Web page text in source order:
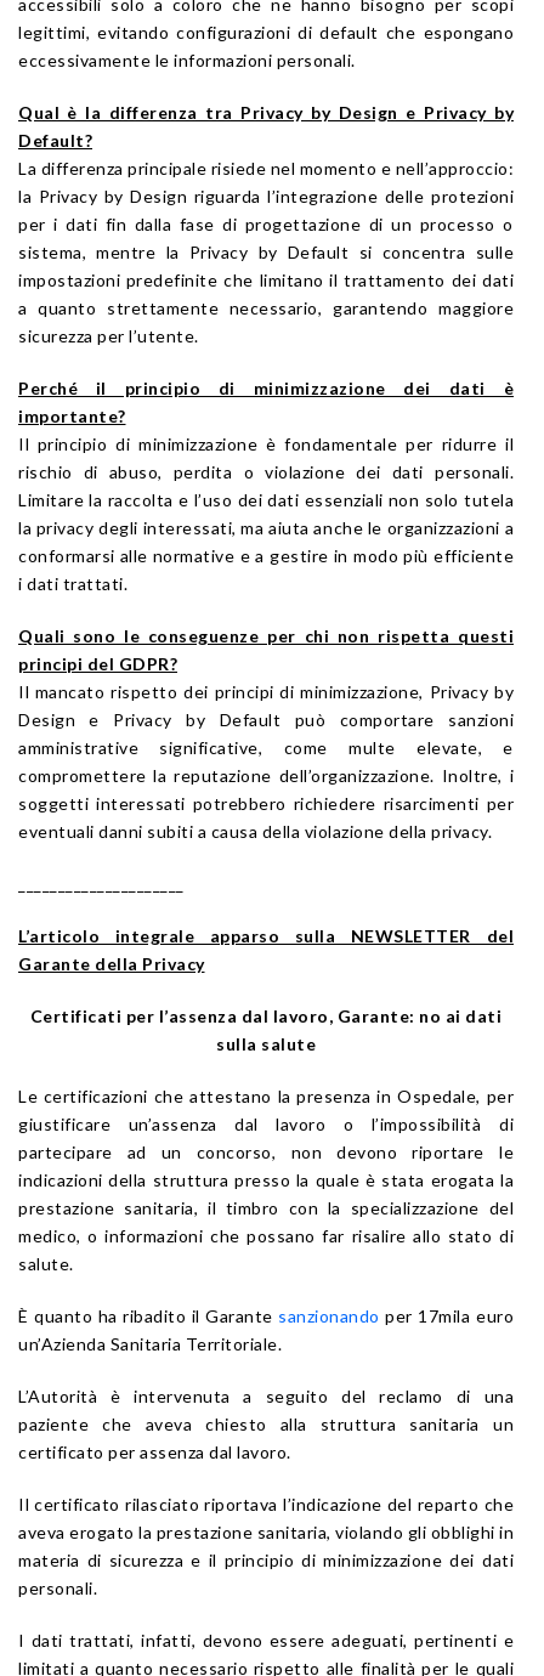
accessibili solo a coloro che ne hanno bisogno per scopi
legittimi, evitando configurazioni di default che espongano
eccessivamente le informazioni personali.
Qual è la differenza tra Privacy by Design e Privacy by
Default?
La differenza principale risiede nel momento e nell’approccio:
la Privacy by Design riguarda l’integrazione delle protezioni
per i dati fin dalla fase di progettazione di un processo o
sistema, mentre la Privacy by Default si concentra sulle
impostazioni predefinite che limitano il trattamento dei dati
a quanto strettamente necessario, garantendo maggiore
sicurezza per l’utente.
Perché il principio di minimizzazione dei dati è
importante?
Il principio di minimizzazione è fondamentale per ridurre il
rischio di abuso, perdita o violazione dei dati personali.
Limitare la raccolta e l’uso dei dati essenziali non solo tutela
la privacy degli interessati, ma aiuta anche le organizzazioni a
conformarsi alle normative e a gestire in modo più efficiente
i dati trattati.
Quali sono le conseguenze per chi non rispetta questi
principi del GDPR?
Il mancato rispetto dei principi di minimizzazione, Privacy by
Design e Privacy by Default può comportare sanzioni
amministrative significative, come multe elevate, e
compromettere la reputazione dell’organizzazione. Inoltre, i
soggetti interessati potrebbero richiedere risarcimenti per
eventuali danni subiti a causa della violazione della privacy.
L’articolo integrale apparso sulla NEWSLETTER del
Garante della Privacy
Certificati per l’assenza dal lavoro, Garante: no ai dati
sulla salute
Le certificazioni che attestano la presenza in Ospedale, per
giustificare un’assenza dal lavoro o l’impossibilità di
partecipare ad un concorso, non devono riportare le
indicazioni della struttura presso la quale è stata erogata la
prestazione sanitaria, il timbro con la specializzazione del
medico, o informazioni che possano far risalire allo stato di
salute.
È quanto ha ribadito il Garante sanzionando per 17mila euro
un’Azienda Sanitaria Territoriale.
L’Autorità è intervenuta a seguito del reclamo di una
paziente che aveva chiesto alla struttura sanitaria un
certificato per assenza dal lavoro.
Il certificato rilasciato riportava l’indicazione del reparto che
aveva erogato la prestazione sanitaria, violando gli obblighi in
materia di sicurezza e il principio di minimizzazione dei dati
personali.
I dati trattati, infatti, devono essere adeguati, pertinenti e
limitati a quanto necessario rispetto alle finalità per le quali